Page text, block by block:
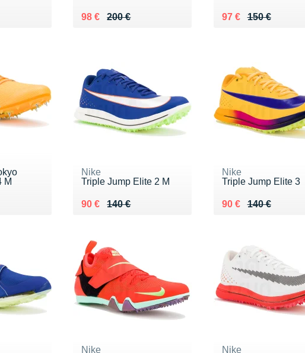
€ 200 €
Au lieu de 200 €
98 €
Vendu 98 € 150 €
Au lieu de 150 €
97 €
Vendu 97 €
M
€
Nike
Triple Jump Elite 2 M
140 €
Au lieu de 140 €
90 €
Vendu 90 €
Nike
Triple Jump Elite 3
140 €
Au lieu de 140 €
90 €
Vendu 90 €
Nike Nike